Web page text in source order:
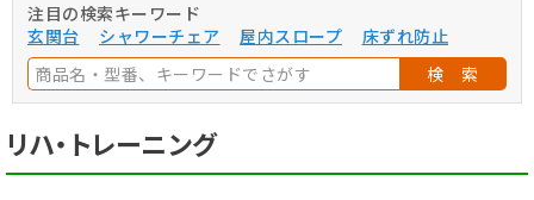
注目の検索キーワード
玄関台
シャワーチェア 屋内スロープ
床ずれ防止
検 索
リハ・トレーニング